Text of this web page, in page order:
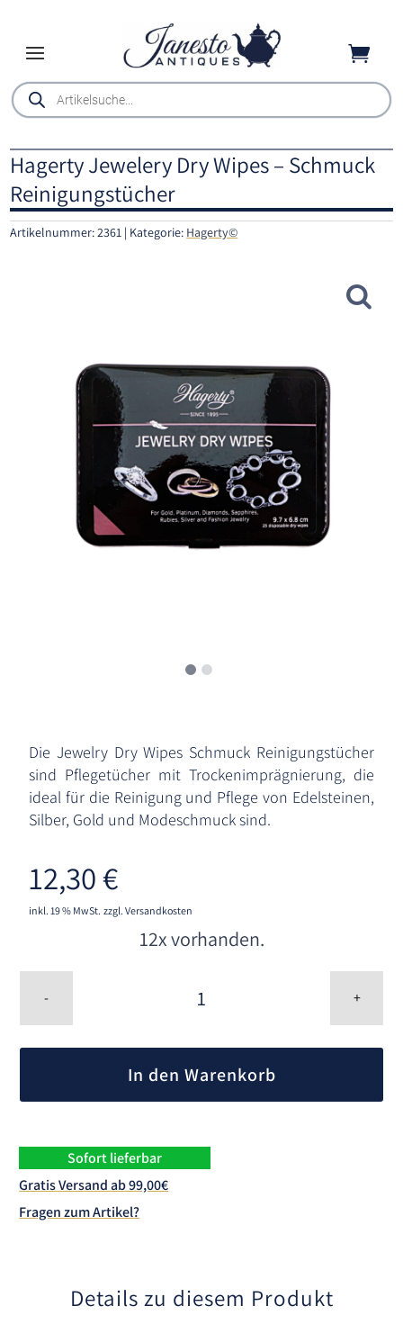

Products
search
Hagerty Jewelery Dry Wipes – Schmuck
Reinigungstücher
Artikelnummer:2361 Kategorie: Hagerty©
Die Jewelry Dry Wipes Schmuck Reinigungstücher
sind Pflegetücher mit Trockenimprägnierung, die
ideal für die Reinigung und Pflege von Edelsteinen,
Silber, Gold und Modeschmuck sind.
12,30€
inkl. 19 % MwSt. zzgl. Versandkosten
12x vorhanden.
- Jewelery
-
Schmuck
Reinigungstücher
Menge
+
In den Warenkorb
Sofort lieferbar
Gratis Versand ab 99,00€
Fragen zum Artikel?
Details zu diesem Produkt